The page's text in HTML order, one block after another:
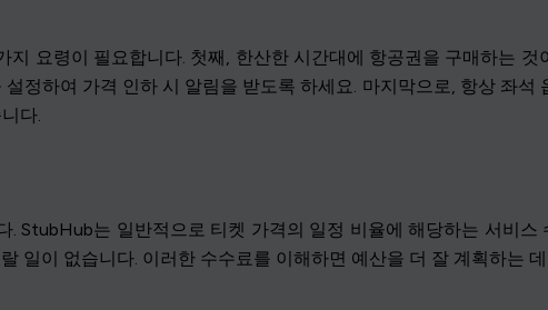
지 요령이 필요합니다. 첫째, 한산한 시간대에 항공권을 구매하는
정하여 가격 인하 시 알림을 받도록 하세요. 마지막으로, 항상 좌
다.
. StubHub는 일반적으로 티켓 가격의 일정 비율에 해당하는 서비
일이 없습니다. 이러한 수수료를 이해하면 예산을 더 잘 계획하는